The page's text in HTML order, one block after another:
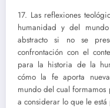
17. Las reflexiones
humanidad y del
abstracto si no se
confrontación con el
para la historia de la
cómo la fe aporta
mundo del cual
a considerar lo que le está